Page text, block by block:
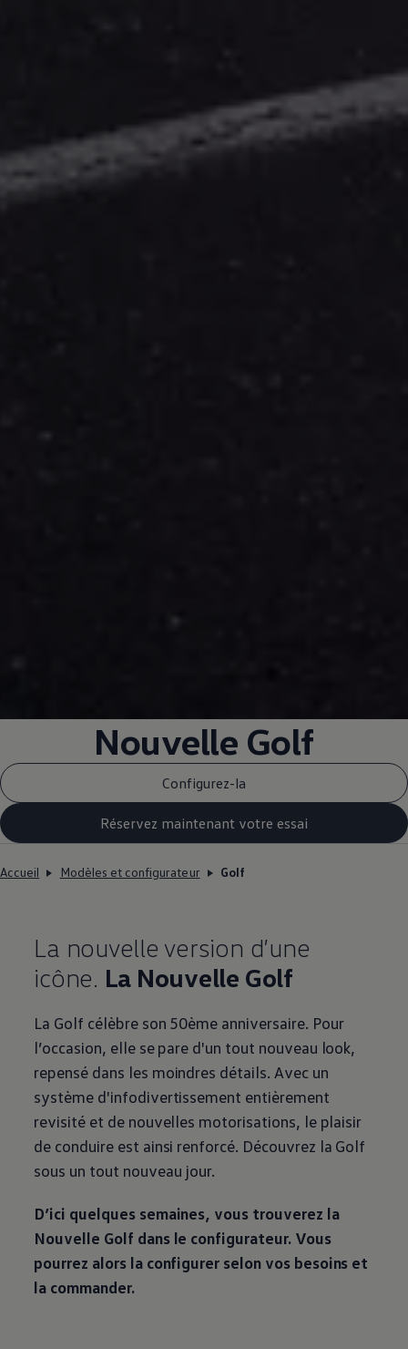
Nouvelle Golf
Configurez-la
Réservez maintenant votre essai
Accueil Modèles et configurateur Golf
La nouvelle version d’une
icône. La Nouvelle Golf
La Golf célèbre son 50ème anniversaire. Pour
l’occasion, elle se pare d'un tout nouveau look,
repensé dans les moindres détails. Avec un
système d'infodivertissement entièrement
revisité et de nouvelles motorisations, le plaisir
de conduire est ainsi renforcé. Découvrez la Golf
sous un tout nouveau jour.
D’ici quelques semaines, vous trouverez la
Nouvelle Golf dans le configurateur. Vous
pourrez alors la configurer selon vos besoins et
la commander.